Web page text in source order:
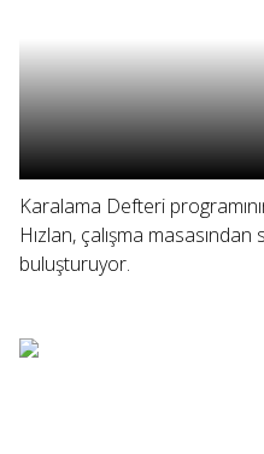
Karalama Defteri
Hızlan, çalışma
buluşturuyor.